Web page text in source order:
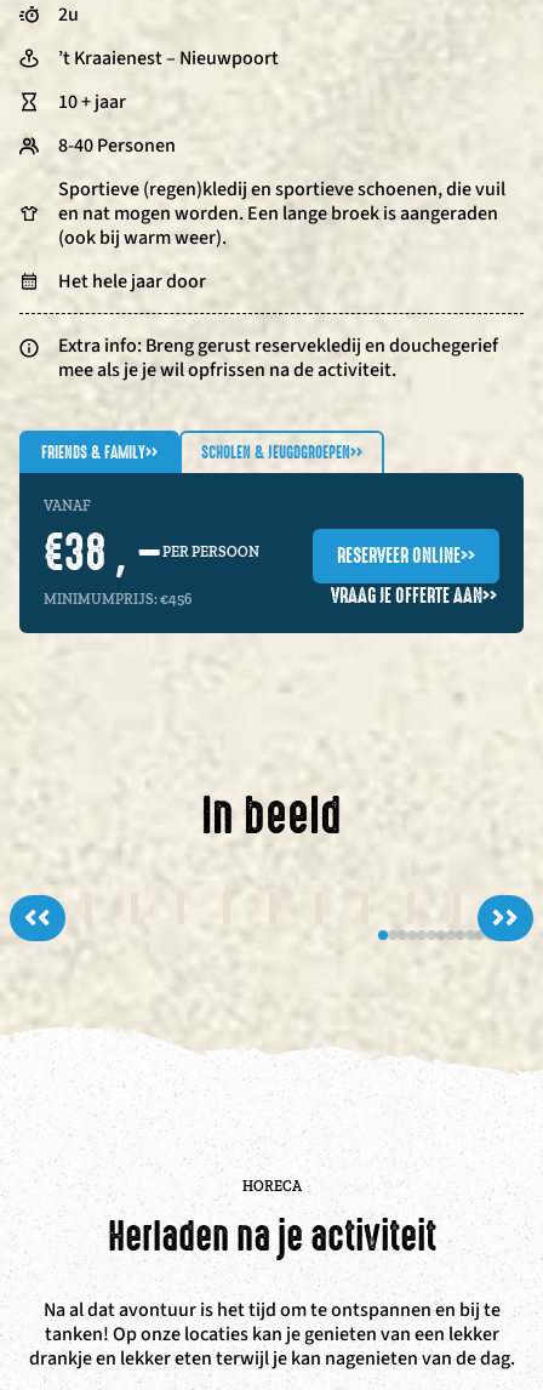
2u
’t Kraaienest – Nieuwpoort
10 + jaar
8-40 Personen
Sportieve (regen)kledij en sportieve schoenen, die vuil
en nat mogen worden. Een lange broek is aangeraden
(ook bij warm weer).
Het hele jaar door
Extra info: Breng gerust reservekledij en douchegerief
mee als je je wil opfrissen na de activiteit.
FRIENDS & FAMILY>> SCHOLEN & JEUGDGROEPEN>>
VANAF
€38 , –PER PERSOON
MINIMUMPRIJS: €456
RESERVEER ONLINE>>
VRAAG JE OFFERTE AAN>>
In beeld
<< >>
HORECA
Herladen na je activiteit
Na al dat avontuur is het tijd om te ontspannen en bij te
tanken! Op onze locaties kan je genieten van een lekker
drankje en lekker eten terwijl je kan nagenieten van de dag.